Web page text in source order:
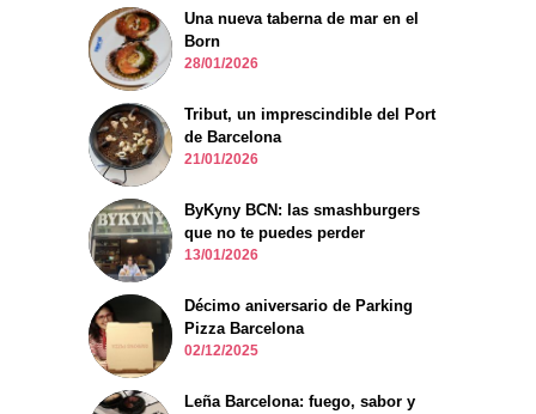
Una nueva taberna de mar en el
Born
28/01/2026
Tribut, un imprescindible del Port
de Barcelona
21/01/2026
ByKyny BCN: las smashburgers
que no te puedes perder
13/01/2026
Décimo aniversario de Parking
Pizza Barcelona
02/12/2025
Leña Barcelona: fuego, sabor y